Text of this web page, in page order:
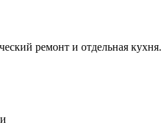
ремонт и отдельная кухня.